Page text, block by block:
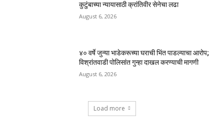
कुटुंबाच्या न्यायासाठी क्रांतिवीर सेनेचा लढा
August 6, 2026
४० वर्षे जुन्या भाडेकरूच्या घराची भिंत पाडल्याचा आरोप;
विश्रांतवाडी पोलिसांत गुन्हा दाखल करण्याची मागणी
August 6, 2026
Load more